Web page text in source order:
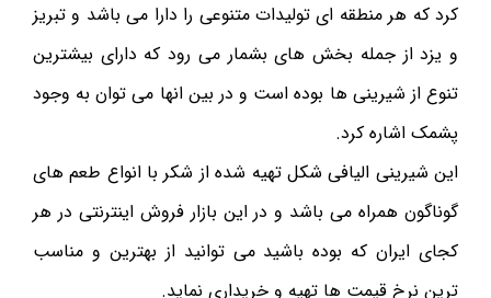
کرد که هر منطقه ای تولیدات متنوعی را دارا می باشد و تبریز
و یزد از جمله بخش های بشمار می رود که دارای بیشترین
تنوع از شیرینی ها بوده است و در بین انها می توان به وجود
پشمک اشاره کرد.
این شیرینی الیافی شکل تهیه شده از شکر با انواع طعم های
گوناگون همراه می باشد و در این بازار فروش اینترنتی در هر
کجای ایران که بوده باشید می توانید از بهترین و مناسب
ترین نرخ قیمت ها تهیه و خریداری نماید.